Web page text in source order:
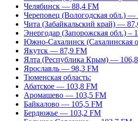
Челябинск — 88,4 FM
Череповец (Вологодская обл.) —
Чита (Забайкальский край) —
Энергодар (Запорожская обл.) –
Южно-Сахалинск (Сахалинская
Якутск — 87,9 FM
Ялта (Республика Крым) —
Ярославль — 98,3 FM
Тюменская область:
Абатское — 103,8 FM
Аромашево — 103,5 FM
Байкалово — 105,5 FM
Бердюжье — 103,2 FM